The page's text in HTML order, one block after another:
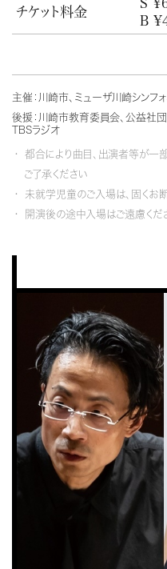
チケット料金
S
B
主催：川崎市、ミューザ川崎シンフ
後援：川崎市教育委員会、公益社
TBSラジオ
都合により曲目、出演者等が一
ご了承ください
未就学児童のご入場は、固くお
開演後の途中入場はご遠慮くだ